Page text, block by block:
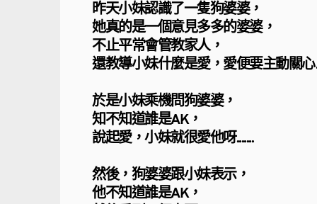
昨天小妹認識了一隻狗婆婆，
她真的是一個意見多多的婆婆，
不止平常會管教家人，
還教導小妹什麼是愛，愛便要主動關
於是小妹乘機問狗婆婆，
知不知道誰是AK，
說起愛，小妹就很愛他呀.......
然後，狗婆婆跟小妹表示，
他不知道誰是AK，